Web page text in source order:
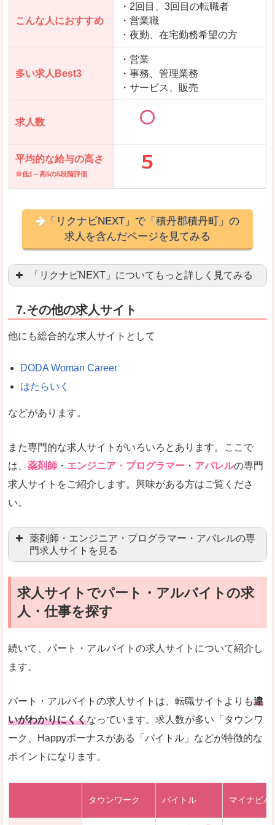
こんな人におすすめ
・2回目、3回目の転職者
・営業職
・夜勤、在宅勤務希望の方
多い求人Best3
・営業
・事務、管理業務
・サービス、販売
求人数
平均的な給与の高さ
※低1～高5の5段階評価
「リクナビNEXT」で「積丹郡積丹町」の
求人を含んだページを見てみる
「リクナビNEXT」についてもっと詳しく見てみる
良いところ
悪いところ
未経験 未経験の求人もあります
営業職を探している方にとっては、有利なサイト
検索人気キーワードの上位が「40代」「50代」
使いやすさ
文字が大きくて見やすいです。
求人を含んだページを見てみる
7.その他の求人サイト
他にも総合的な求人サイトとして
DODA Woman Career
はたらいく
などがあります。
また専門的な求人サイトがいろいろとあります。ここで
は、 薬剤師 ・ エンジニア・プログラマー ・ アパレルの専門
求人サイトをご紹介します。興味がある方はご覧くださ
い。
薬剤師・エンジニア・プログラマー・アパレルの専
門求人サイトを見る
マイナビ薬剤師
リクナビ薬剤師
ファルマスタッフ
薬キャリ(エムスリー)
ファーマキャリア
レバテックキャリア
DODAエンジニア IT
求人サイトでパート・アルバイトの求
人・仕事を探す
続いて、パート・アルバイトの求人サイトについて紹介し
ます。
パート・アルバイトの求人サイトは、転職サイトよりも違
いがわかりにくくなっています。求人数が多い「タウンワ
ーク、Happyボーナスがある「バイトル」などが特徴的な
ポイントになります。
タウンワーク バイトル マイナビバ